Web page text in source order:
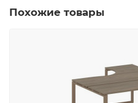
Похожие товары